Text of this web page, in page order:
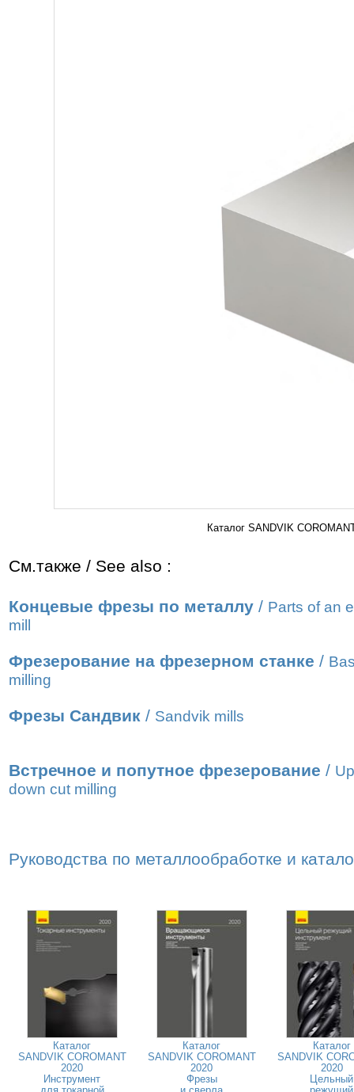
Каталог SANDVIK
См.также / See also :
Концевые фрезы по металлу / Parts of an
mill
Фрезерование на фрезерном станке /
milling
Фрезы Сандвик / Sandvik mills
Встречное и попутное фрезерование /
down cut milling
Руководства по металлообработке и
Каталог
SANDVIK COROMANT
2020
Инструмент
Каталог
SANDVIK COROMANT
2020
Фрезы
Каталог
SANDVIK
2020
Цельный